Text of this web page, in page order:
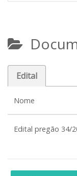
Edital
Nome
Edital pregão 34/